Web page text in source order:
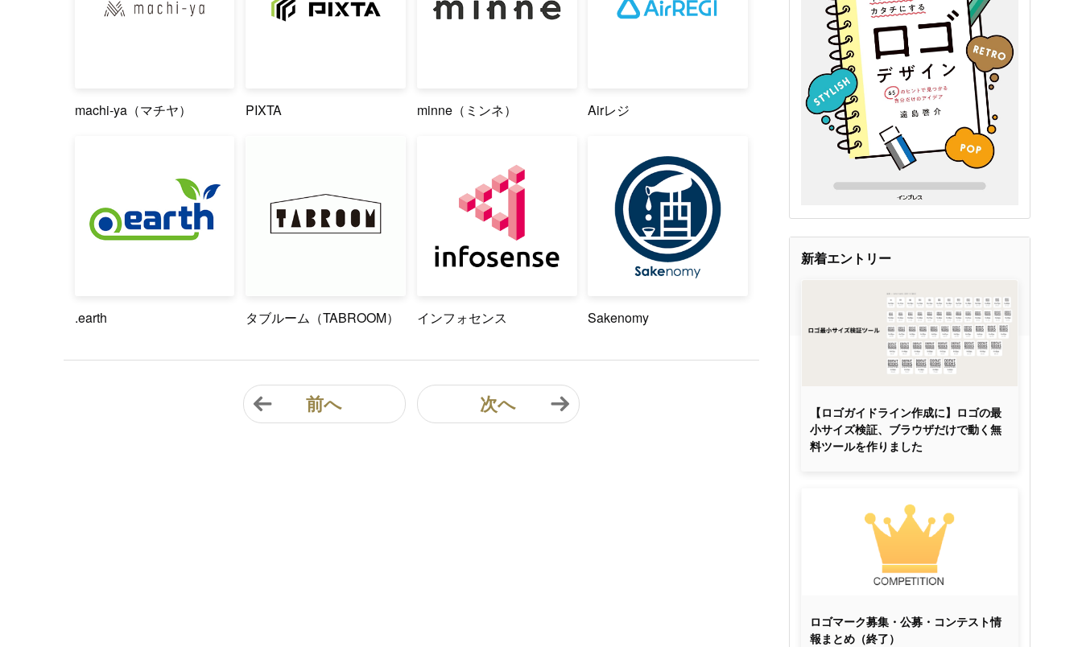
machi-ya（マチヤ） PIXTA minne（ミンネ） Airレジ
.earth タブルーム（TABROOM） インフォセンス Sakenomy
前へ 次へ
新着エントリー
【ロゴガイドライン作成に】ロゴの最
小サイズ検証、ブラウザだけで動く無
料ツールを作りました
ロゴマーク募集・公募・コンテスト情
報まとめ（終了）